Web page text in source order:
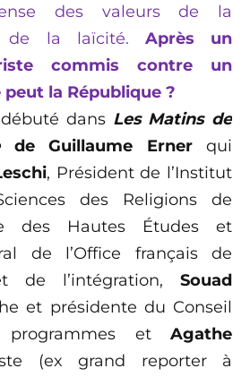
des valeurs de la
de la laïcité. Après un
commis contre un
la République ?
dans Les Matins de
de Guillaume Ernerqui
, Président de l’Institut
des Religions de
des Hautes Études et
de l’Office français de
de l’intégration, Souad
et présidente du Conseil
programmes et Agathe
(ex grand reporter à